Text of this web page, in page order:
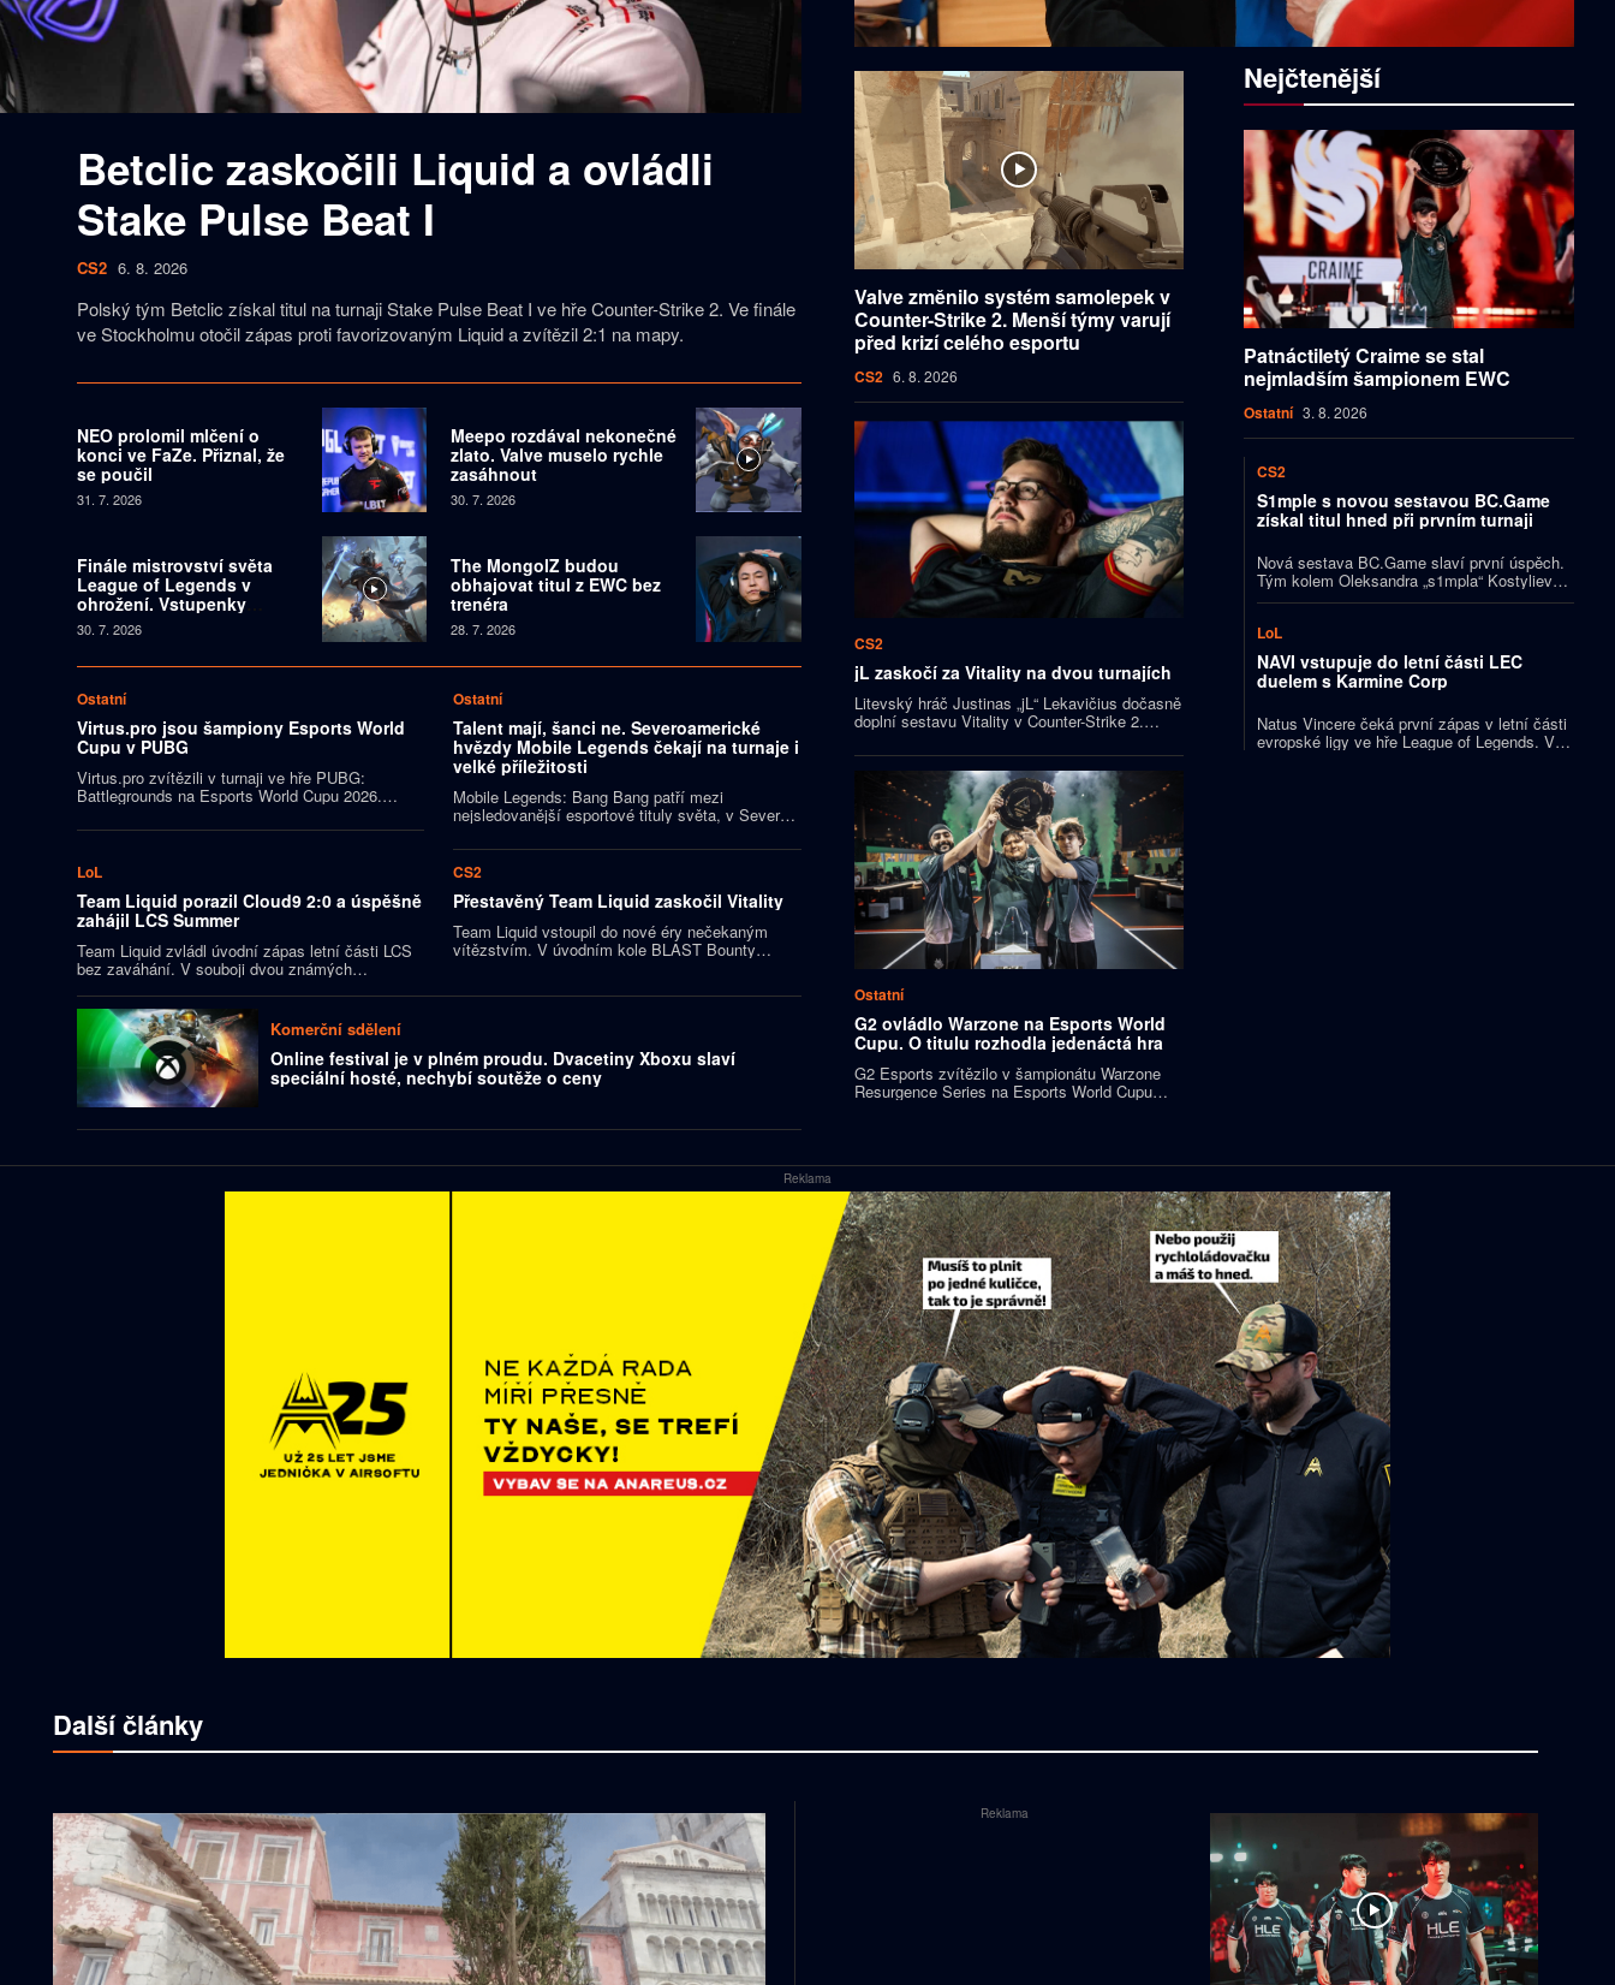
Betclic zaskočili Liquid a ovládli
Stake Pulse Beat I
CS2 6. 8. 2026
Polský tým Betclic získal titul na turnaji Stake Pulse Beat I ve hře Counter-Strike 2. Ve finále
ve Stockholmu otočil zápas proti favorizovaným Liquid a zvítězil 2:1 na mapy.
NEO prolomil mlčení o
konci ve FaZe. Přiznal, že
se poučil
31. 7. 2026
Meepo rozdával nekonečné
zlato. Valve muselo rychle
zasáhnout
30. 7. 2026
Finále mistrovství světa
League of Legends v
ohrožení. Vstupenky
zmizely během vteřin a
překupníci je prodávají za
tisíce dolarů
30. 7. 2026
The MongolZ budou
obhajovat titul z EWC bez
trenéra
28. 7. 2026
Ostatní
Virtus.pro jsou šampiony Esports World
Cupu v PUBG
Virtus.pro zvítězili v turnaji ve hře PUBG:
Battlegrounds na Esports World Cupu 2026.
bodů už před koncem finále, k zisku titulu však
zápasů. Rozhodnout dokázala až v závěrečné
osmnácté hře.
Ostatní
Talent mají, šanci ne. Severoamerické
hvězdy Mobile Legends čekají na turnaje i
velké příležitosti
Mobile Legends: Bang Bang patří mezi
nejsledovanější esportové tituly světa, v Severní
strádá. Americká hráčka Ashley „Ashlay“ Ann
upozorňuje, že problémem není nedostatek
soutěžení je podle ní téměř nemožné bojovat o
největší úspěchy.
LoL
Team Liquid porazil Cloud9 2:0 a úspěšně
zahájil LCS Summer
Team Liquid zvládl úvodní zápas letní části LCS
bez zaváhání. V souboji dvou známých
navázal na úspěchy ze vzájemných zápasů z
první poloviny roku.
CS2
Přestavěný Team Liquid zaskočil Vitality
Team Liquid vstoupil do nové éry nečekaným
vítězstvím. V úvodním kole BLAST Bounty
off.
Komerční sdělení
Online festival je v plném proudu. Dvacetiny Xboxu slaví
speciální hosté, nechybí soutěže o ceny
Valve změnilo systém samolepek v
Counter-Strike 2. Menší týmy varují
před krizí celého esportu
CS2 6. 8. 2026
CS2
jL zaskočí za Vitality na dvou turnajích
Litevský hráč Justinas „jL“ Lekavičius dočasně
doplní sestavu Vitality v Counter-Strike 2.
turnajích BLAST Open Porto a PGL Masters
Bucharest.
Ostatní
G2 ovládlo Warzone na Esports World
Cupu. O titulu rozhodla jedenáctá hra
G2 Esports zvítězilo v šampionátu Warzone
Resurgence Series na Esports World Cupu
Nejčtenější
Patnáctiletý Craime se stal
nejmladším šampionem EWC
Ostatní 3. 8. 2026
CS2
S1mple s novou sestavou BC.Game
získal titul hned při prvním turnaji
Nová sestava BC.Game slaví první úspěch.
Tým kolem Oleksandra „s1mpla“ Kostylieva
vyhrál turnaj Elisa Esports BreakOut Series
Rozhodující mapa dospěla do prodloužení, v
němž ukrajinská hvězda předvedla klíčovou
akci.
LoL
NAVI vstupuje do letní části LEC
duelem s Karmine Corp
Natus Vincere čeká první zápas v letní části
evropské ligy ve hře League of Legends. V
Reklama
Další články
Reklama